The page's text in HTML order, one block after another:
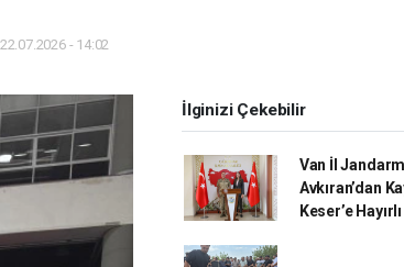
- 14:02
İlginizi Çekebilir
Van İl
Avkıran’dan
Keser’e